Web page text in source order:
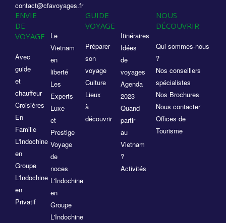
contact@cfavoyages.fr
ENVIE
DE
VOYAGE
Avec
guide
et
chauffeur
Croisières
En
Famille
L'Indochine
en
Groupe
L'Indochine
en
Privatif
Le
Vietnam
en
liberté
Les
Experts
Luxe
et
Prestige
Voyage
de
noces
L'Indochine
en
Groupe
L'Indochine
GUIDE
VOYAGE
Préparer
son
voyage
Culture
Lieux
à
découvrir
Itinéraires
Idées
de
voyages
Agenda
2023
Quand
partir
au
Vietnam
?
Activités
NOUS
DÉCOUVRIR
Qui sommes-nous
?
Nos conseillers
spécialistes
Nos Brochures
Nous contacter
Offices de
Tourisme